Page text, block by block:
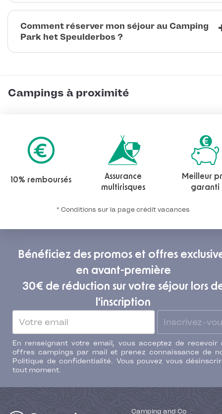
Comment réserver mon séjour au Camping
Park het Speulderbos ?
Campings à proximité
10% remboursés
Assurance
multirisques
Meilleur
garanti
* Conditions sur la page crédit vacances
Bénéficiez des promos et offres
en avant-première
30€ de réduction sur votre séjour lors
l'inscription
Inscrivez-
En renseignant votre email, vous acceptez de recevoir
offres campings par mail et prenez connaissance de
Politique de confidentialité. Vous pouvez vous
tout moment.
Camping and Co